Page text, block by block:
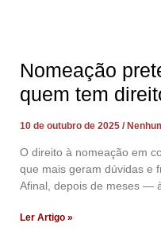
Nomeação
quem tem
10 de outubro de 2025
O direito à nomeação em
que mais geram dúvidas e
Afinal, depois de meses —
Ler Artigo »